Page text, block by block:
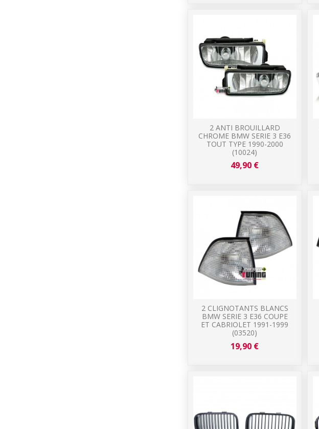
2 ANTI BROUILLARD
CHROME BMW SERIE 3 E36
TOUT TYPE 1990-2000
(10024)
49,90 €
2 CLIGNOTANTS BLANCS
BMW SERIE 3 E36 COUPE
ET CABRIOLET 1991-1999
(03520)
19,90 €